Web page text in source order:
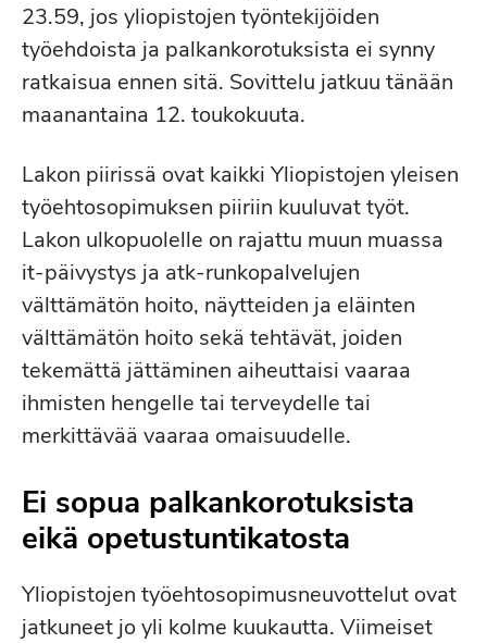
23.59, jos yliopistojen työntekijöiden
työehdoista ja palkankorotuksista ei synny
ratkaisua ennen sitä. Sovittelu jatkuu tänään
maanantaina 12. toukokuuta.
Lakon piirissä ovat kaikki Yliopistojen yleisen
työehtosopimuksen piiriin kuuluvat työt.
Lakon ulkopuolelle on rajattu muun muassa
it-päivystys ja atk-runkopalvelujen
välttämätön hoito, näytteiden ja eläinten
välttämätön hoito sekä tehtävät, joiden
tekemättä jättäminen aiheuttaisi vaaraa
ihmisten hengelle tai terveydelle tai
merkittävää vaaraa omaisuudelle.
Ei sopua palkankorotuksista
eikä opetustuntikatosta
Yliopistojen työehtosopimusneuvottelut ovat
jatkuneet jo yli kolme kuukautta. Viimeiset